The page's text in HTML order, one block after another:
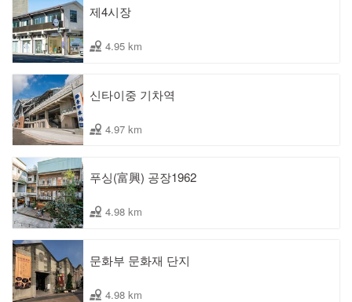
제4시장
4.95 km
신타이중 기차역
4.97 km
푸싱(富興) 공장1962
4.98 km
문화부 문화재 단지
4.98 km